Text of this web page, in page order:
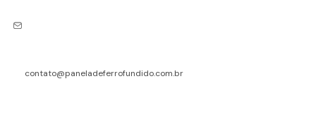
contato@paneladeferrofundido.com.br